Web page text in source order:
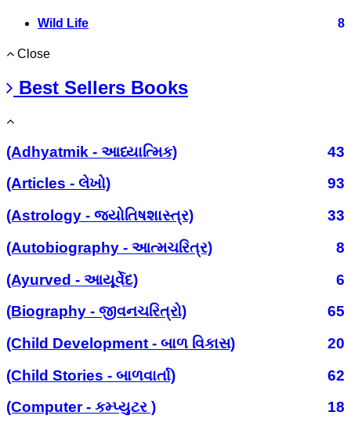
Wild Life 8
Close
Best Sellers Books
(Adhyatmik - આધ્યાત્મિક)
43
(Articles - લેખો)
93
(Astrology - જ્યોતિષશાસ્ત્ર)
33
(Autobiography - આત્મચરિત્ર)
8
(Ayurved - આયૂર્વેદ)
6
(Biography - જીવનચરિત્રો)
65
(Child Development - બાળ વિકાસ)
20
(Child Stories - બાળવાર્તા)
62
(Computer - કમ્પ્યુટર )
18